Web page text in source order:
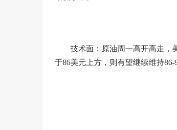
技术面：原油周一高开高走，
于86美元上方，则有望继续维持86-